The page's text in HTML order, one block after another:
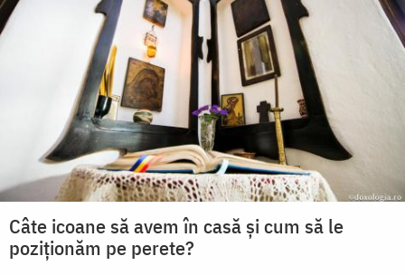
Câte icoane să avem în casă și cum să le
poziționăm pe perete?